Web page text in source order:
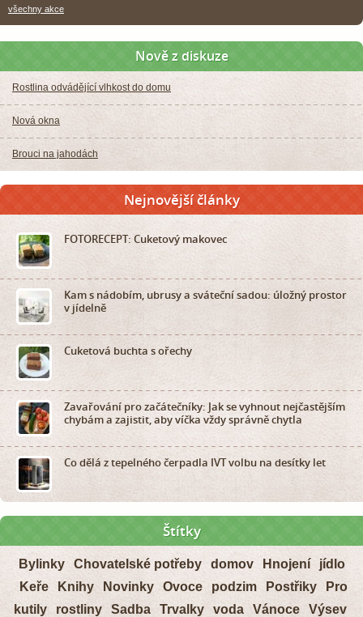
všechny akce
Nově z diskuze
Rostlina odvádějící vlhkost do domu
Nová okna
Brouci na jahodách
Nejnovější články
FOTORECEPT: Cuketový makovec
Kam s nádobím, ubrusy a sváteční sadou: úložný prostor
v jídelně
Cuketová buchta s ořechy
Zavařování pro začátečníky: Jak se vyhnout nejčastějším
chybám a zajistit, aby víčka vždy správně chytla
Co dělá z tepelného čerpadla IVT volbu na desítky let
Štítky
Bylinky Chovatelské potřeby domov Hnojení
jídlo
Keře
Knihy Novinky Ovoce podzim Postřiky
Pro
kutily
rostliny Sadba Trvalky voda Vánoce
Výsev